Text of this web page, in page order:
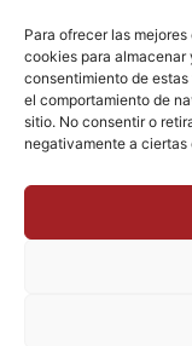
Para ofrecer las
cookies para almacenar
consentimiento de
el comportamiento de
sitio. No consentir o
negativamente a
+34 922 303
+34 651 786
Trabaja con